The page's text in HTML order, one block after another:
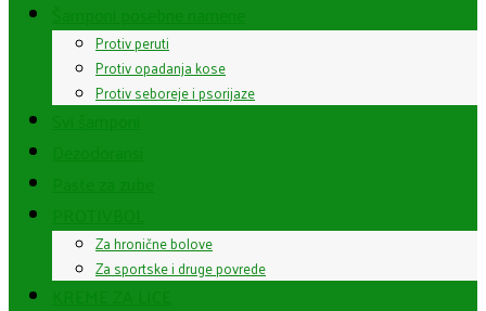
Protiv peruti
Protiv opadanja kose
Protiv seboreje i psorijaze
Za hronične bolove
Za sportske i druge povrede